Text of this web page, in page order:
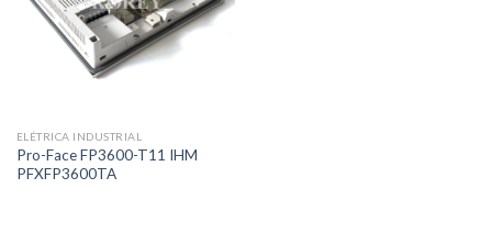
ELÉTRICA INDUSTRIAL
Pro-Face FP3600-T11 IHM
PFXFP3600TA